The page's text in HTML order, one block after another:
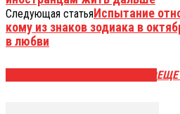
Следующая статьяИспытание
кому из знаков зодиака в
в любви
ЕЩЕ